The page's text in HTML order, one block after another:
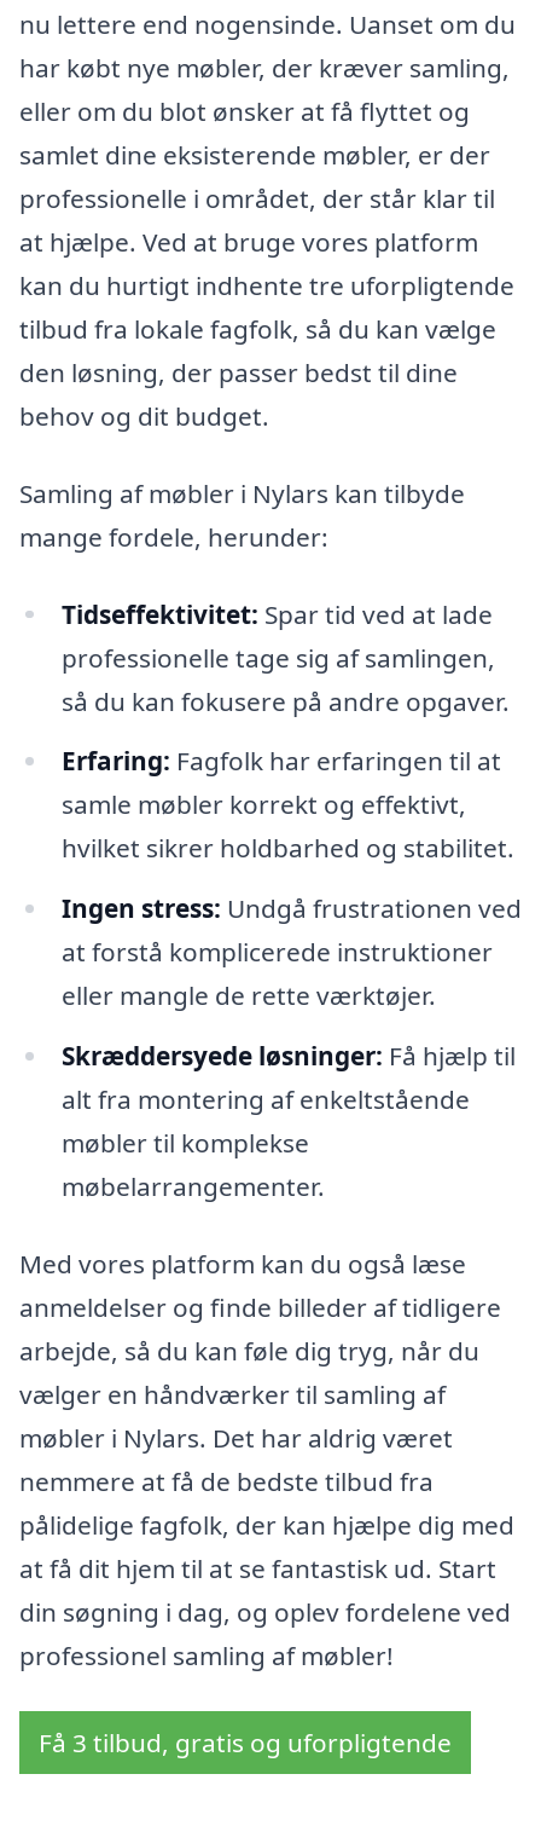
nu lettere end nogensinde. Uanset om du
har købt nye møbler, der kræver samling,
eller om du blot ønsker at få flyttet og
samlet dine eksisterende møbler, er der
professionelle i området, der står klar til
at hjælpe. Ved at bruge vores platform
kan du hurtigt indhente tre uforpligtende
tilbud fra lokale fagfolk, så du kan vælge
den løsning, der passer bedst til dine
behov og dit budget.
Samling af møbler i Nylars kan tilbyde
mange fordele, herunder:
Tidseffektivitet: Spar tid ved at lade
professionelle tage sig af samlingen,
så du kan fokusere på andre opgaver.
Erfaring: Fagfolk har erfaringen til at
samle møbler korrekt og effektivt,
hvilket sikrer holdbarhed og stabilitet.
Ingen stress: Undgå frustrationen ved
at forstå komplicerede instruktioner
eller mangle de rette værktøjer.
Skræddersyede løsninger: Få hjælp til
alt fra montering af enkeltstående
møbler til komplekse
møbelarrangementer.
Med vores platform kan du også læse
anmeldelser og finde billeder af tidligere
arbejde, så du kan føle dig tryg, når du
vælger en håndværker til samling af
møbler i Nylars. Det har aldrig været
nemmere at få de bedste tilbud fra
pålidelige fagfolk, der kan hjælpe dig med
at få dit hjem til at se fantastisk ud. Start
din søgning i dag, og oplev fordelene ved
professionel samling af møbler!
Få 3 tilbud, gratis og uforpligtende